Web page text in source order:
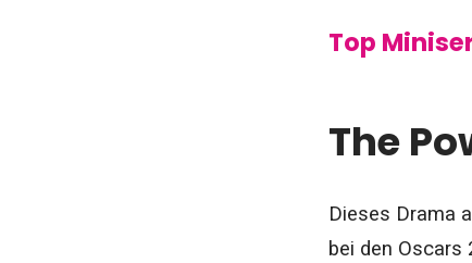
Top
The
Dieses Drama
bei den Oscars